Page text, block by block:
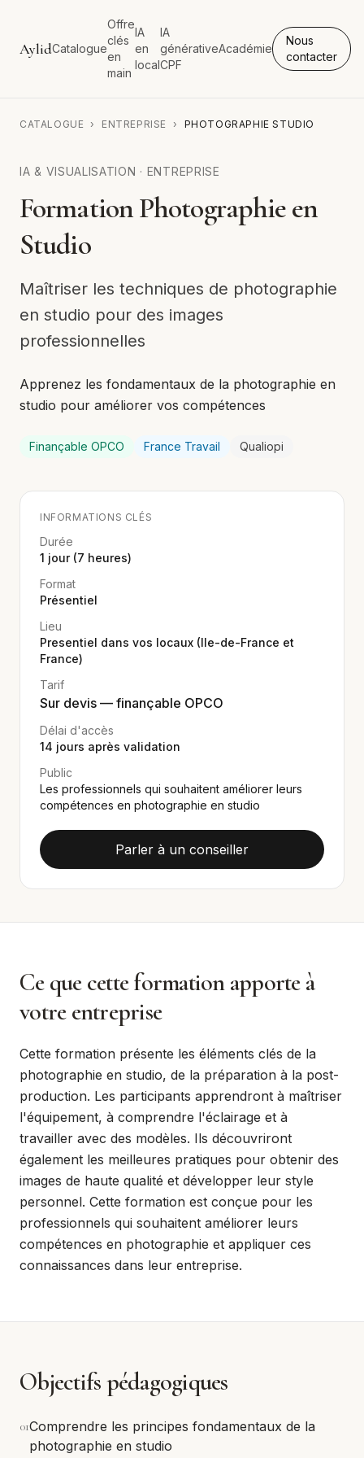
AylidCatalogue
Offre
clés
en
main
IA
en
local
IA
générative
CPF
Académie
Nous
contacter
CATALOGUE › ENTREPRISE › PHOTOGRAPHIE STUDIO
IA & VISUALISATION · ENTREPRISE
Formation Photographie en
Studio
Maîtriser les techniques de photographie
en studio pour des images
professionnelles
Apprenez les fondamentaux de la photographie en
studio pour améliorer vos compétences
Finançable OPCO France Travail Qualiopi
INFORMATIONS CLÉS
Durée
1 jour (7 heures)
Format
Présentiel
Lieu
Presentiel dans vos locaux (Ile-de-France et
France)
Tarif
Sur devis — finançable OPCO
Délai d'accès
14 jours après validation
Public
Les professionnels qui souhaitent améliorer leurs
compétences en photographie en studio
Parler à un conseiller
Ce que cette formation apporte à
votre entreprise
Cette formation présente les éléments clés de la
photographie en studio, de la préparation à la post-
production. Les participants apprendront à maîtriser
l'équipement, à comprendre l'éclairage et à
travailler avec des modèles. Ils découvriront
également les meilleures pratiques pour obtenir des
images de haute qualité et développer leur style
personnel. Cette formation est conçue pour les
professionnels qui souhaitent améliorer leurs
compétences en photographie et appliquer ces
connaissances dans leur entreprise.
Objectifs pédagogiques
01Comprendre les principes fondamentaux de la
photographie en studio